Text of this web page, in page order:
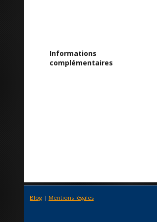
Informations
complémentaires
Blog | Mentions légales